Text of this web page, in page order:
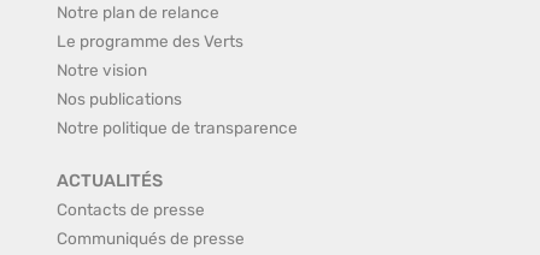
Notre plan de relance
Le programme des Verts
Notre vision
Nos publications
Notre politique de transparence
ACTUALITÉS
Contacts de presse
Communiqués de presse